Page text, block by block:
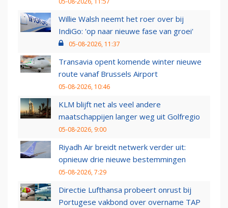
Willie Walsh neemt het roer over bij
IndiGo: 'op naar nieuwe fase van groei'
05-08-2026, 11:37
Transavia opent komende winter nieuwe
route vanaf Brussels Airport
05-08-2026, 10:46
KLM blijft net als veel andere
maatschappijen langer weg uit Golfregio
05-08-2026, 9:00
Riyadh Air breidt netwerk verder uit:
opnieuw drie nieuwe bestemmingen
05-08-2026, 7:29
Directie Lufthansa probeert onrust bij
Portugese vakbond over overname TAP